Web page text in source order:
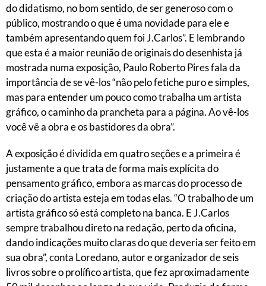
do didatismo, no bom sentido, de ser generoso com o
público, mostrando o que é uma novidade para ele e
também apresentando quem foi J.Carlos”. E lembrando
que esta é a maior reunião de originais do desenhista já
mostrada numa exposição, Paulo Roberto Pires fala da
importância de se vê-los “não pelo fetiche puro e simples,
mas para entender um pouco como trabalha um artista
gráfico, o caminho da prancheta para a página. Ao vê-los
você vê a obra e os bastidores da obra”.
A exposição é dividida em quatro seções e a primeira é
justamente a que trata de forma mais explícita do
pensamento gráfico, embora as marcas do processo de
criação do artista esteja em todas elas. “O trabalho de um
artista gráfico só está completo na banca. E J.Carlos
sempre trabalhou direto na redação, perto da oficina,
dando indicações muito claras do que deveria ser feito em
sua obra”, conta Loredano, autor e organizador de seis
livros sobre o prolífico artista, que fez aproximadamente